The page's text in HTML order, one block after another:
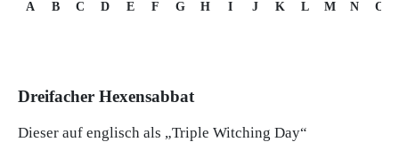
A B C D E F G H I J K L M N O
Dreifacher Hexensabbat
Dieser auf englisch als „Triple Witching Day“